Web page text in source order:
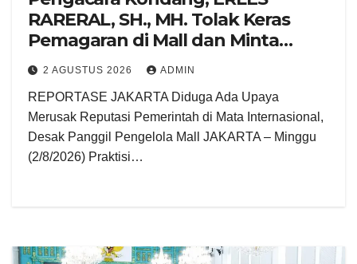
RARERAL, SH., MH. Tolak Keras
Pemagaran di Mall dan Minta
Presiden Perintahkan Kapolri –
Panglima TNI Tertibkan
2 AGUSTUS 2026 ADMIN
REPORTASE JAKARTA Diduga Ada Upaya
Merusak Reputasi Pemerintah di Mata Internasional,
Desak Panggil Pengelola Mall JAKARTA – Minggu
(2/8/2026) Praktisi…